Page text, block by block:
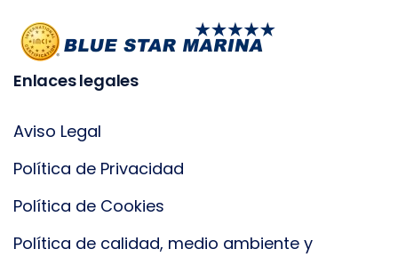
Enlaces legales
Aviso Legal
Política de Privacidad
Política de Cookies
Política de calidad, medio ambiente y